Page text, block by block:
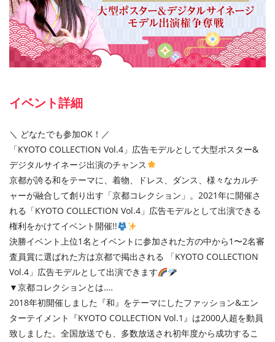
イベント詳細
＼ どなたでも参加OK！／
「KYOTO COLLECTION Vol.4」広告モデルとして大型ポスター&
デジタルサイネージ出演のチャンス
京都が誇る和をテーマに、着物、ドレス、ダンス、様々なカルチ
ャーが融合して創り出す「京都コレクション」。2021年に開催さ
れる「KYOTO COLLECTION Vol.4」広告モデルとして出演できる
権利をかけてイベント開催!!
決勝イベント上位1名とイベントに参加された方の中から1〜2名審
査員賞に選ばれた方は京都で掲出される 「KYOTO COLLECTION
Vol.4」広告モデルとして出演できます
▼京都コレクションとは.…
2018年初開催しました『和』をテーマにしたファッション&エン
ターテイメント『KYOTO COLLECTION Vol.1』は2000人超を動員
致しました。全国放送でも、多数放送され初年度から成功するこ